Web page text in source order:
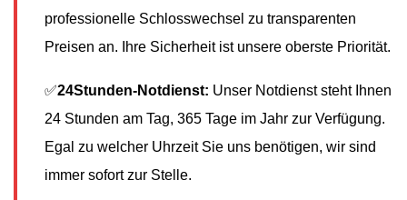
professionelle Schlosswechsel zu transparenten
Preisen an. Ihre Sicherheit ist unsere oberste Priorität.
✅24Stunden-Notdienst: Unser Notdienst steht Ihnen
24 Stunden am Tag, 365 Tage im Jahr zur Verfügung.
Egal zu welcher Uhrzeit Sie uns benötigen, wir sind
immer sofort zur Stelle.